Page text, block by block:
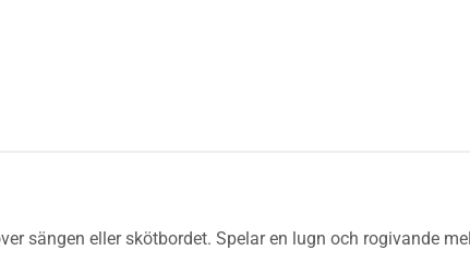
sängen eller skötbordet. Spelar en lugn och rogivande